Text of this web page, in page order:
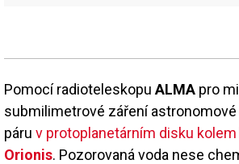
Pomocí radioteleskopu ALMA pro
submilimetrové záření
páru v protoplanetárním disku
Orionis. Pozorovaná voda nese